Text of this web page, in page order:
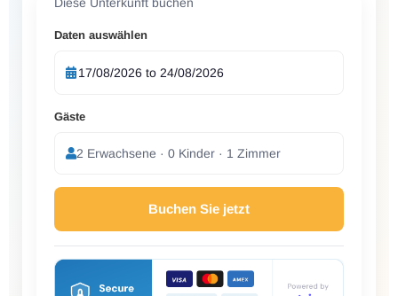
Daten auswählen
Gäste
2 Erwachsene · 0 Kinder · 1 Zimmer
Buchen Sie jetzt